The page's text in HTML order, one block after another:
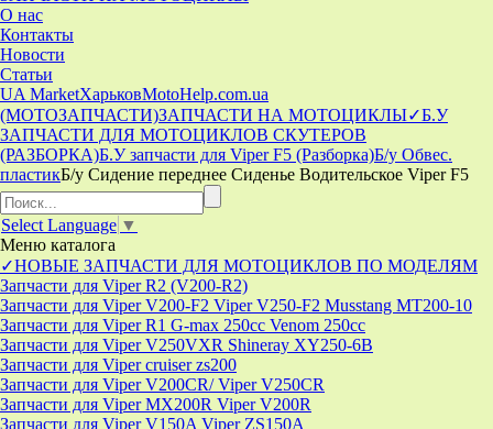
О нас
Контакты
Новости
Статьи
UA MarketХарьковMotoHelp.com.ua
(МОТОЗАПЧАСТИ)ЗАПЧАСТИ НА МОТОЦИКЛЫ✓Б.У
ЗАПЧАСТИ ДЛЯ МОТОЦИКЛОВ СКУТЕРОВ
(РАЗБОРКА)Б.У запчасти для Viper F5 (Разборка)Б/у Обвес.
пластикБ/у Сидение переднее Сиденье Водительское Viper F5
Select Language ▼
Меню каталога
✓НОВЫЕ ЗАПЧАСТИ ДЛЯ МОТОЦИКЛОВ ПО МОДЕЛЯМ
Запчасти для Viper R2 (V200-R2)
Запчасти для Viper V200-F2 Viper V250-F2 Musstang MT200-10
Запчасти для Viper R1 G-max 250cc Venom 250cc
Запчасти для Viper V250VXR Shineray XY250-6B
Запчасти для Viper cruiser zs200
Запчасти для Viper V200CR/ Viper V250CR
Запчасти для Viper MX200R Viper V200R
Запчасти для Viper V150A Viper ZS150A